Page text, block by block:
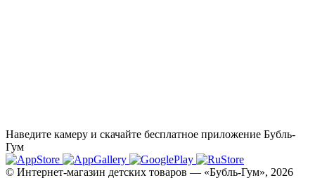
Наведите камеру и скачайте бесплатное приложение Бубль-
Гум
© Интернет-магазин детских товаров — «Бубль-Гум», 2026